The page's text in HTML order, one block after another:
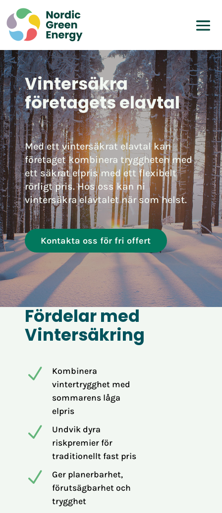
Vintersäkra
företagets elavtal
Med ett vintersäkrat elavtal kan
företaget kombinera tryggheten med
ett säkrat elpris med ett flexibelt
rörligt pris. Hos oss kan ni
vintersäkra elavtalet när som helst.
Kontakta oss för fri offert
Fördelar med
Vintersäkring
N
Kombinera
vintertrygghet med
sommarens låga
elpris
N
Undvik dyra
riskpremier för
traditionellt fast pris
N
Ger planerbarhet,
förutsägbarhet och
trygghet